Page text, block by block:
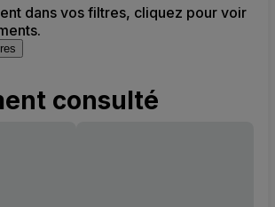
dans vos filtres, cliquez pour voir
consulté